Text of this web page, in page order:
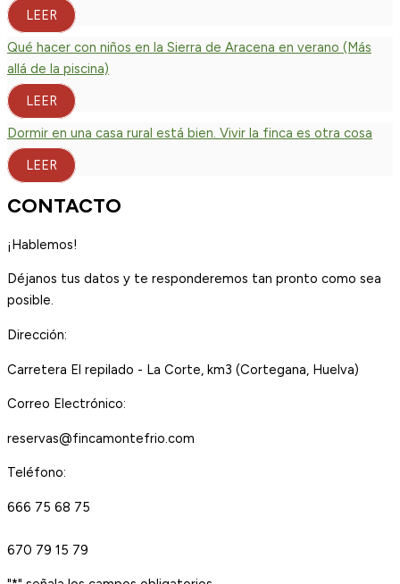
LEER
Qué hacer con niños en la Sierra de Aracena en verano (Más
allá de la piscina)
LEER
Dormir en una casa rural está bien. Vivir la finca es otra cosa
LEER
CONTACTO
¡Hablemos!
Déjanos tus datos y te responderemos tan pronto como sea
posible.
Dirección:
Carretera El repilado - La Corte, km3 (Cortegana, Huelva)
Correo Electrónico:
reservas@fincamontefrio.com
Teléfono:
666 75 68 75
670 79 15 79